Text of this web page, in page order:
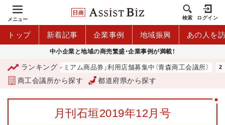
メニュー 検索 ログイン
トップ 新着記事 企業事例 地域振興 あの人を
中小企業と地域の商売繁盛・企業事例が満載！
ランキング
「青森市プレミアム商品券」利用店舗募集中（青森商工会議所）
商工会議所から探す 都道府県から探す
月刊石垣2019年12月号